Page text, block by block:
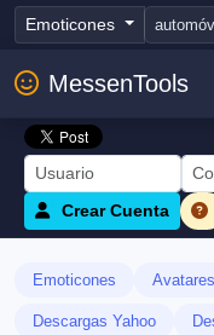
Emoticones
MessenTools
Crear Cuenta
Emoticones Avatares
Descargas Yahoo